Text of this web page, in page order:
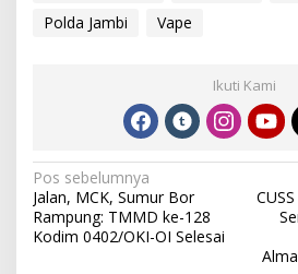
Polda Jambi
Vape
Ikuti Kami
N
a
v
Pos sebelumnya
Jalan, MCK, Sumur Bor
Rampung: TMMD ke-128
Kodim 0402/OKI-OI Selesai